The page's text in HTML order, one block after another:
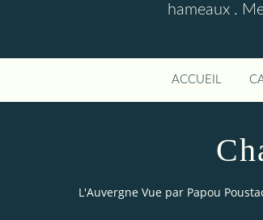
hameaux .
ACCUEIL
L'Auvergne Vue par Papou